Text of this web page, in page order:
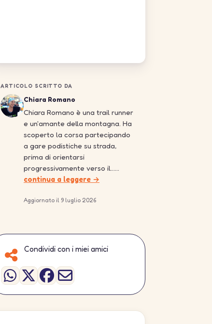
ARTICOLO SCRITTO DA
Chiara Romano
Chiara Romano è una trail runner
e un'amante della montagna. Ha
scoperto la corsa partecipando
a gare podistiche su strada,
prima di orientarsi
progressivamente verso il……
continua a leggere →
Aggiornato il 9 luglio 2026
Condividi con i miei amici